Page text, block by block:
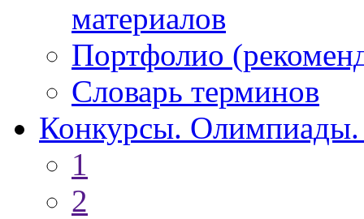
материалов
Портфолио
Словарь терминов
Конкурсы.
1
2